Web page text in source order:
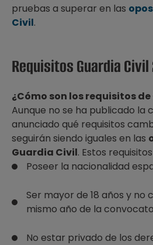
pruebas a superar en las
Civil.
Requisitos Guardia Civil
¿Cómo son los requisitos
Aunque no se ha publicado la
anunciado qué requisitos
seguirán siendo iguales en las
Guardia Civil. Estos
Poseer la nacionalidad
Ser mayor de 18 años y no
mismo año de la
No estar privado de los